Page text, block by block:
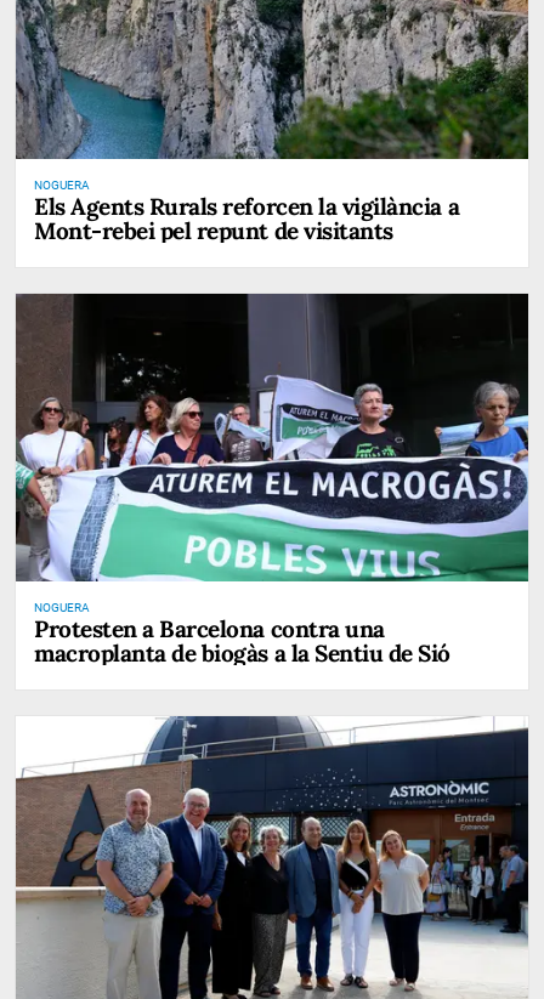
NOGUERA
Els Agents Rurals reforcen la vigilància a
Mont-rebei pel repunt de visitants
NOGUERA
Protesten a Barcelona contra una
macroplanta de biogàs a la Sentiu de Sió